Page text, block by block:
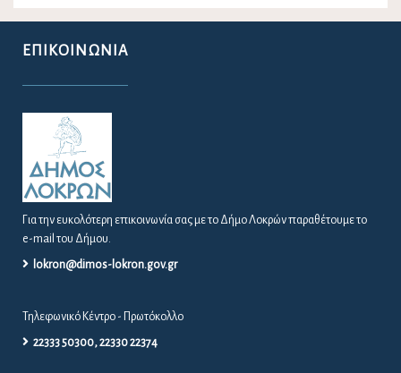
ΕΠΙΚΟΙΝΩΝΊΑ
Για την ευκολότερη επικοινωνία σας με το Δήμο Λοκρών παραθέτουμε το
e-mail του Δήμου.
lokron@dimos-lokron.gov.gr
Τηλεφωνικό Κέντρο - Πρωτόκολλο
22333 50300, 22330 22374